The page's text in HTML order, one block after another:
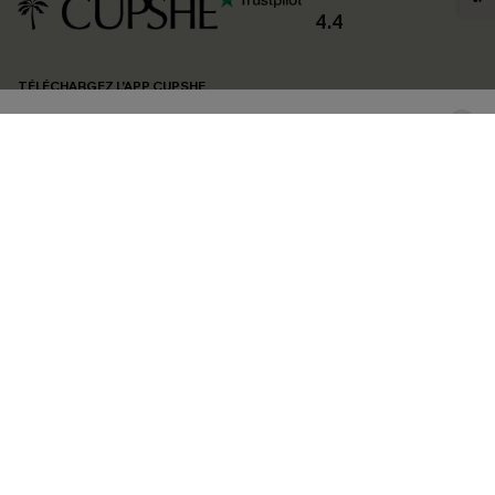
4.4
TÉLÉCHARGEZ L’APP CUPSHE
confidentialité
. Vous pouvez vous désabonner à tout moment.